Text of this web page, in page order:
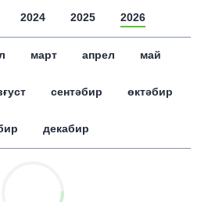
2024 2025 2026
март апрел май
сентәбир өктәбир
декабир